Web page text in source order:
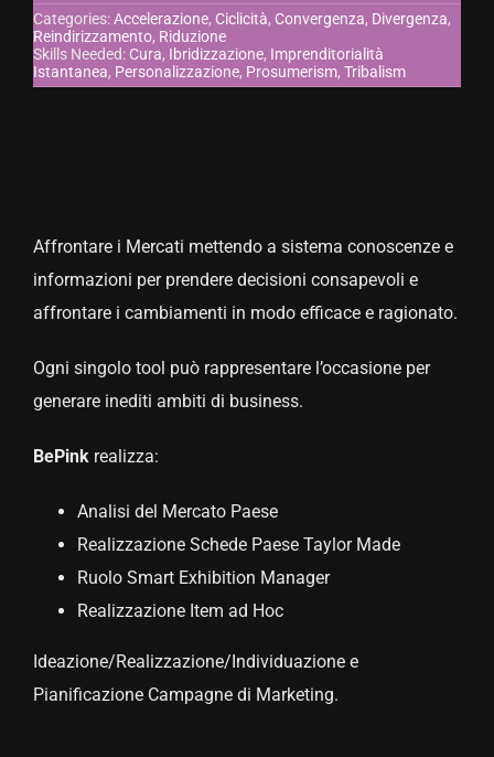
CONTATTACI
Categories:Accelerazione, Ciclicità, Convergenza, Divergenza,
Reindirizzamento, Riduzione
Skills Needed: Cura, Ibridizzazione, Imprenditorialità
Istantanea, Personalizzazione, Prosumerism, Tribalism
Affrontare i Mercati mettendo a sistema conoscenze e
informazioni per prendere decisioni consapevoli e
affrontare i cambiamenti in modo efficace e ragionato.
Ogni singolo tool può rappresentare l’occasione per
generare inediti ambiti di business.
BePinkrealizza:
Analisi del Mercato Paese
Realizzazione Schede Paese Taylor Made
Ruolo Smart Exhibition Manager
Realizzazione Item ad Hoc
Ideazione/Realizzazione/Individuazione e
Pianificazione Campagne di Marketing.